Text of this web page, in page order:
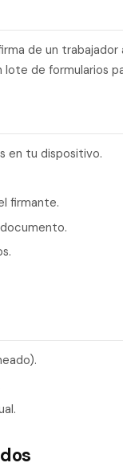
de un trabajador
de formularios
en tu dispositivo.
firmante.